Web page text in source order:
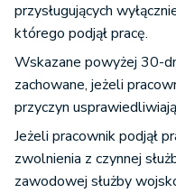
przysługujących
którego podjął pracę.
Wskazane powyżej 30-
zachowane, jeżeli
przyczyn
Jeżeli pracownik podjął
zwolnienia z czynnej
zawodowej służby